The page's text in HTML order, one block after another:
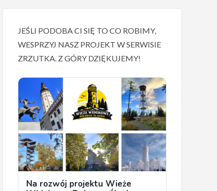
JEŚLI PODOBA CI SIĘ TO CO ROBIMY,
WESPRZYJ NASZ PROJEKT W SERWISIE
ZRZUTKA. Z GÓRY DZIĘKUJEMY!